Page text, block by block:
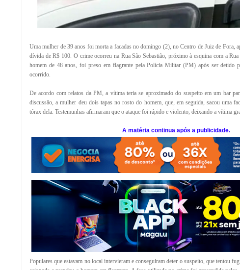
Uma mulher de 39 anos foi morta a facadas no domingo (2), no Centro de Juiz de Fora,
dívida de R$ 100. O crime ocorreu na Rua São Sebastião, próximo à esquina com a
homem de 48 anos, foi preso em flagrante pela Polícia Militar (PM) após ser detido
ocorrido.
De acordo com relatos da PM, a vítima teria se aproximado do suspeito em um bar
discussão, a mulher deu dois tapas no rosto do homem, que, em seguida, sacou uma
tórax dela. Testemunhas afirmaram que o ataque foi rápido e violento, deixando a vítima
A matéria continua após a publicidade.
Populares que estavam no local intervieram e conseguiram deter o suspeito, que tentou